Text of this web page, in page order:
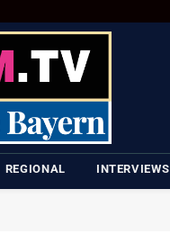
REGIONAL INTERVIEWS